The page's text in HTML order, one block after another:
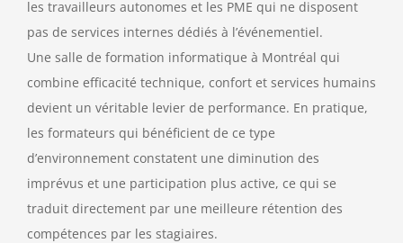
les travailleurs autonomes et les PME qui ne disposent
pas de services internes dédiés à l’événementiel.
Une salle de formation informatique à Montréal qui
combine efficacité technique, confort et services humains
devient un véritable levier de performance. En pratique,
les formateurs qui bénéficient de ce type
d’environnement constatent une diminution des
imprévus et une participation plus active, ce qui se
traduit directement par une meilleure rétention des
compétences par les stagiaires.